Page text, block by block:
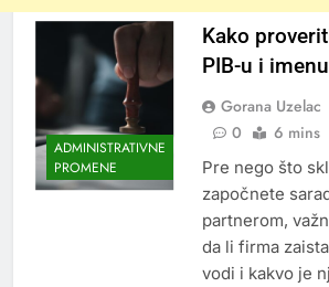
ADMINISTRATIVNE
PROMENE
Kako
PIB-u i
Gorana Uzelac
0
6 mins
Pre nego što
započnete
partnerom,
da li firma
vodi i kakvo je